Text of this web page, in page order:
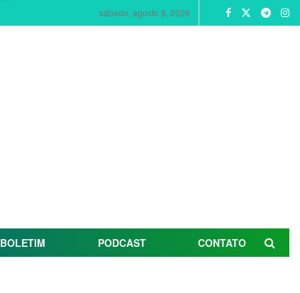
sábado, agosto 8, 2026
BOLETIM PODCAST CONTATO